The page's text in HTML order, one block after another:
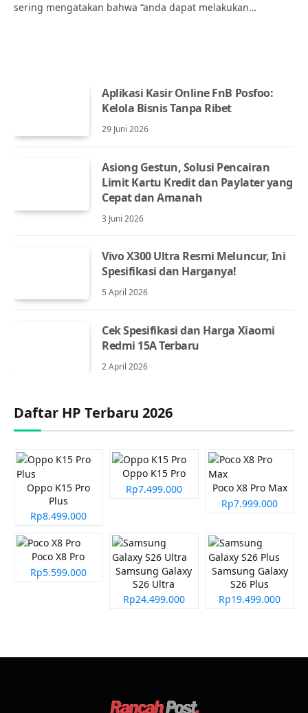
sering mengatakan bahwa “anda dapat melakukan…
Aplikasi Kasir Online FnB Posfoo:
Kelola Bisnis Tanpa Ribet
29 Juni 2026
Asiong Gestun, Solusi Pencairan
Limit Kartu Kredit dan Paylater yang
Cepat dan Amanah
3 Juni 2026
Vivo X300 Ultra Resmi Meluncur, Ini
Spesifikasi dan Harganya!
5 April 2026
Cek Spesifikasi dan Harga Xiaomi
Redmi 15A Terbaru
2 April 2026
Daftar HP Terbaru 2026
Oppo K15 Pro
Plus
Rp8.499.000
Oppo K15 Pro
Rp7.499.000
Poco X8 Pro Max
Rp7.999.000
Poco X8 Pro
Rp5.599.000
Samsung Galaxy
S26 Ultra
Rp24.499.000
Samsung Galaxy
S26 Plus
Rp19.499.000